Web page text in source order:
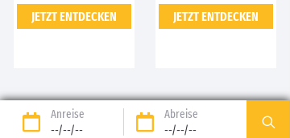
JETZT ENTDECKEN JETZT ENTDECKEN
Anreise
--/--/--
Abreise
--/--/--